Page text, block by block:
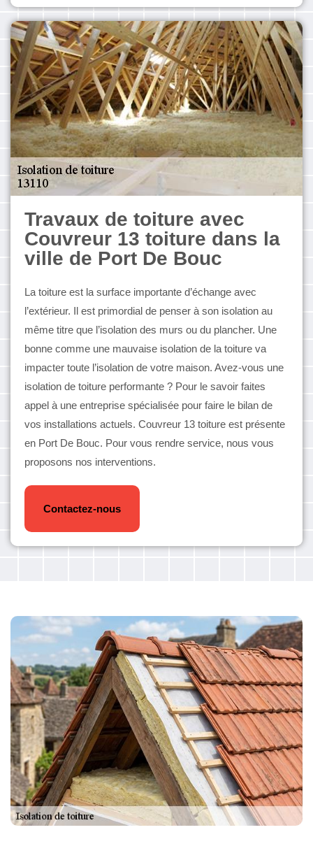
Travaux de toiture avec
Couvreur 13 toiture dans la
ville de Port De Bouc
La toiture est la surface importante d’échange avec
l’extérieur. Il est primordial de penser à son isolation au
même titre que l’isolation des murs ou du plancher. Une
bonne comme une mauvaise isolation de la toiture va
impacter toute l’isolation de votre maison. Avez-vous une
isolation de toiture performante ? Pour le savoir faites
appel à une entreprise spécialisée pour faire le bilan de
vos installations actuels. Couvreur 13 toiture est présente
en Port De Bouc. Pour vous rendre service, nous vous
proposons nos interventions.
Contactez-nous